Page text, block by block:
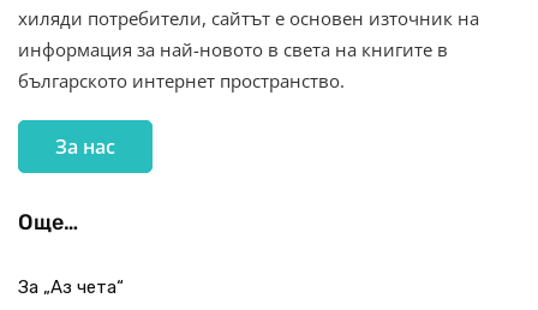
хиляди потребители, сайтът е основен източник на
информация за най-новото в света на книгите в
българското интернет пространство.
За нас
Още…
За „Аз чета“